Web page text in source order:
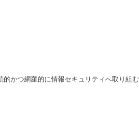
かつ網羅的に情報セキュリティへ取り組む